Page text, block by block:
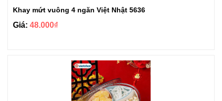
Khay mứt vuông 4 ngăn Việt Nhật 5636
Giá: 48.000₫